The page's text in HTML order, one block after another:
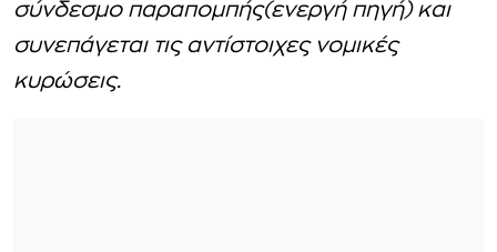
σύνδεσμο παραπομπής(ενεργή πηγή) και
συνεπάγεται τις αντίστοιχες νομικές
κυρώσεις.